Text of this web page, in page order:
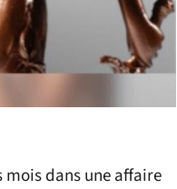
mois dans une affaire